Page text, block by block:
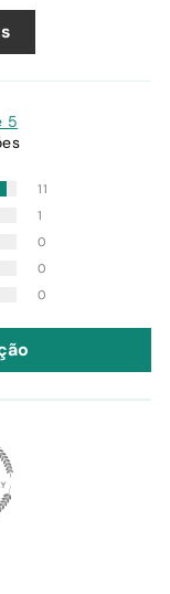
5
11
1
0
0
0